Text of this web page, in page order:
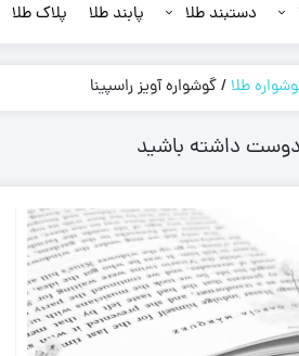
دستبند طلا پابند طلا پلاک طلا
طلا/گوشواره آویز راسپینا
دوست داشته باشید